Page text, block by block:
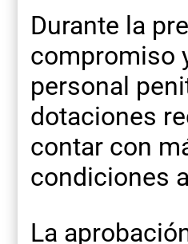
Durante la
compromiso
personal
dotaciones
contar con
condiciones
La